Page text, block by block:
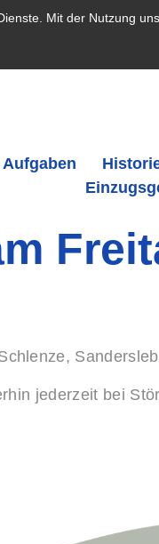
Mit der Nutzung
Aufgaben
jederzeit bei